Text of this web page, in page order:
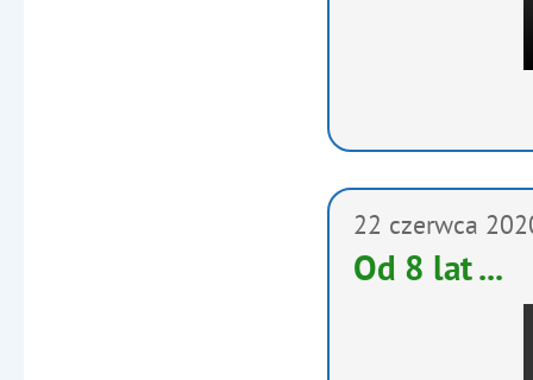
22 czerwca
Od 8 lat ...